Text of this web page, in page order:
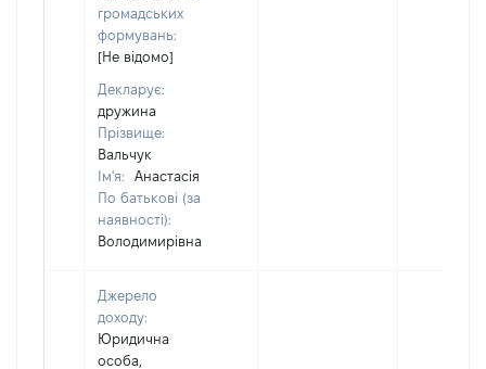
громадських
формувань:
[Не відомо]
Декларує:
дружина
Прізвище:
Вальчук
Ім'я:
Анастасія
По батькові (за
наявності):
Володимирівна
Джерело
доходу:
Юридична
особа,